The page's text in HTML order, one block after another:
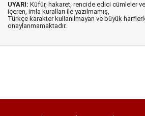
UYARI: Küfür, hakaret, rencide edici cümleler
içeren, imla kuralları ile yazılmamış,
Türkçe karakter kullanılmayan ve büyük
onaylanmamaktadır.